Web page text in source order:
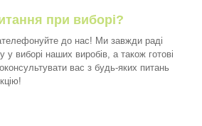
при виборі?
до нас! Ми завжди раді
у виборі наших виробів, а також готові
вас з будь-яких питань